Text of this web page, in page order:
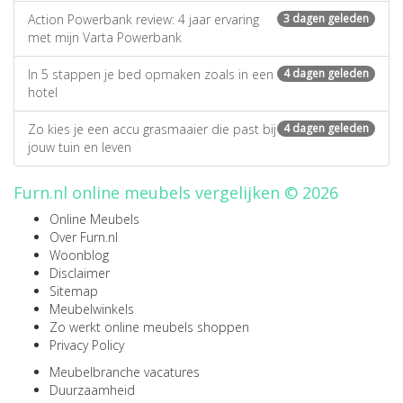
3 dagen geleden
Action Powerbank review: 4 jaar ervaring
met mijn Varta Powerbank
4 dagen geleden
In 5 stappen je bed opmaken zoals in een
hotel
4 dagen geleden
Zo kies je een accu grasmaaier die past bij
jouw tuin en leven
Furn.nl online meubels vergelijken © 2026
Online Meubels
Over Furn.nl
Woonblog
Disclaimer
Sitemap
Meubelwinkels
Zo werkt online meubels shoppen
Privacy Policy
Meubelbranche vacatures
Duurzaamheid